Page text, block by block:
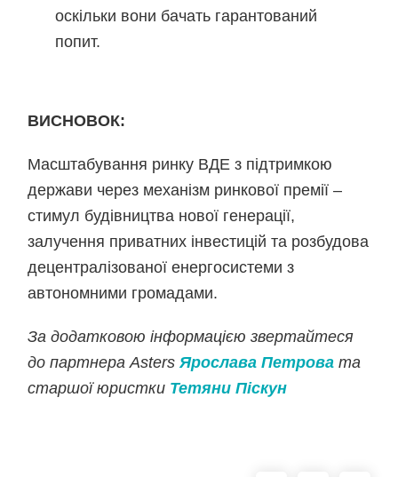
оскільки вони бачать гарантований
попит.
ВИСНОВОК:
Масштабування ринку ВДЕ з підтримкою
держави через механізм ринкової премії –
стимул будівництва нової генерації,
залучення приватних інвестицій та розбудова
децентралізованої енергосистеми з
автономними громадами.
За додатковою інформацією звертайтеся
до партнера AstersЯрослава Петрова та
старшої юристки Тетяни Піскун